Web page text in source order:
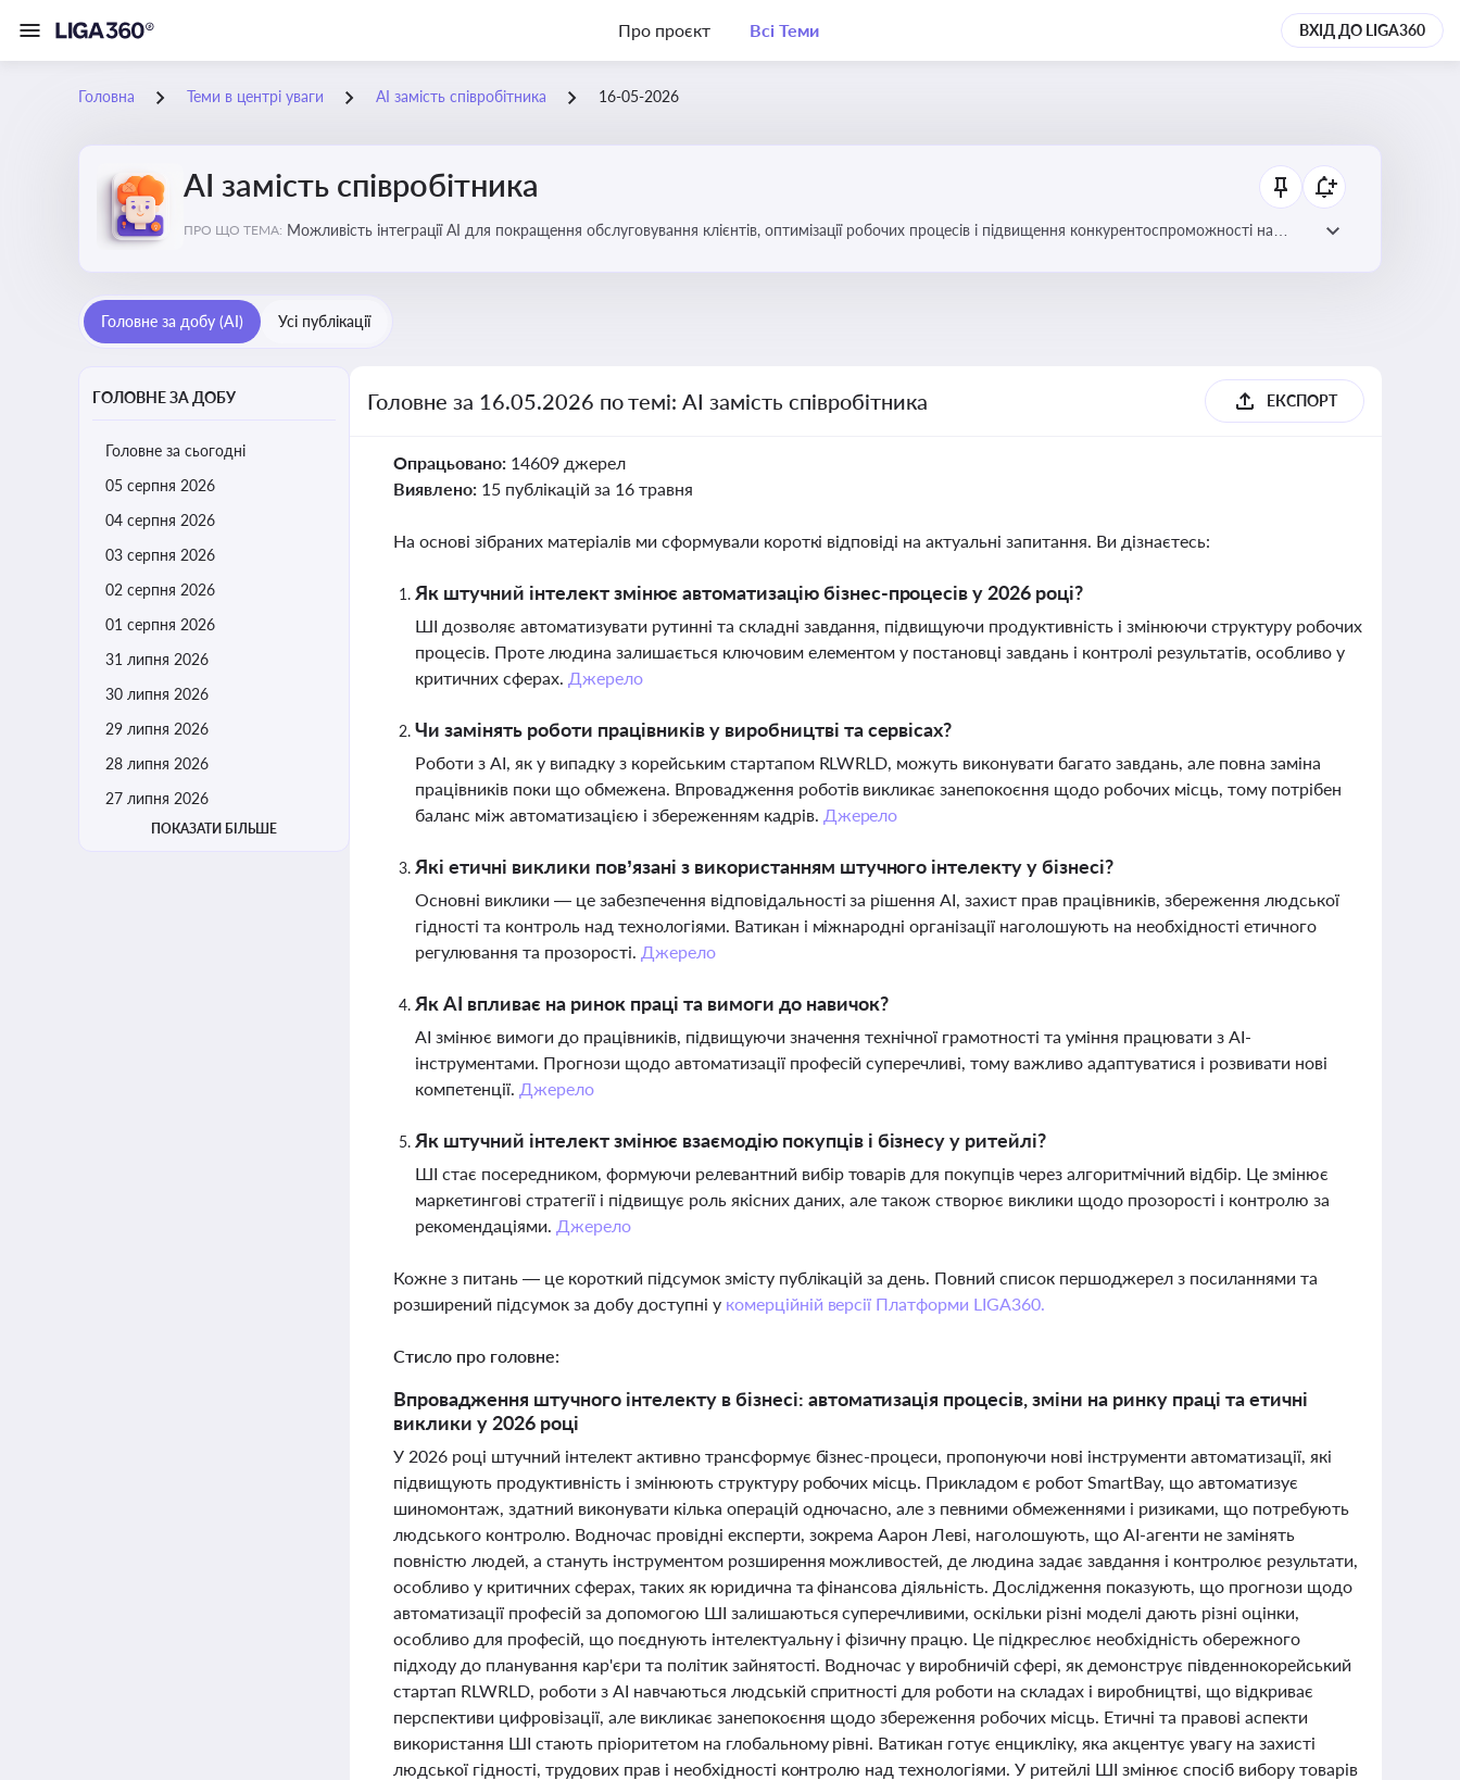
Про проєкт Всі Теми ВХІД ДО LIGA360
Головна Теми в центрі уваги АІ замість співробітника 16-05-2026
АІ замість співробітника
ПРО ЩО ТЕМА: Можливість інтеграції АІ для покращення обслуговування клієнтів, оптимізації робочих процесів і підвищення конкурентоспроможності на
Головне за добу (AI) Усі публікації
ГОЛОВНЕ ЗА ДОБУ
Головне за сьогодні
05 серпня 2026
04 серпня 2026
03 серпня 2026
02 серпня 2026
01 серпня 2026
31 липня 2026
30 липня 2026
29 липня 2026
28 липня 2026
27 липня 2026
ПОКАЗАТИ БІЛЬШЕ
Головне за 16.05.2026 по темі: АІ замість співробітника ЕКСПОРТ
Опрацьовано: 14609 джерел
Виявлено: 15 публікацій за 16 травня
На основі зібраних матеріалів ми сформували короткі відповіді на актуальні запитання. Ви дізнаєтесь:
Як штучний інтелект змінює автоматизацію бізнес-процесів у 2026 році?
ШІ дозволяє автоматизувати рутинні та складні завдання, підвищуючи продуктивність і змінюючи структуру робочих
процесів. Проте людина залишається ключовим елементом у постановці завдань і контролі результатів, особливо у
критичних сферах. Джерело
Чи замінять роботи працівників у виробництві та сервісах?
Роботи з AI, як у випадку з корейським стартапом RLWRLD, можуть виконувати багато завдань, але повна заміна
працівників поки що обмежена. Впровадження роботів викликає занепокоєння щодо робочих місць, тому потрібен
баланс між автоматизацією і збереженням кадрів. Джерело
Які етичні виклики пов’язані з використанням штучного інтелекту у бізнесі?
Основні виклики — це забезпечення відповідальності за рішення AI, захист прав працівників, збереження людської
гідності та контроль над технологіями. Ватикан і міжнародні організації наголошують на необхідності етичного
регулювання та прозорості. Джерело
Як AI впливає на ринок праці та вимоги до навичок?
AI змінює вимоги до працівників, підвищуючи значення технічної грамотності та уміння працювати з AI-
інструментами. Прогнози щодо автоматизації професій суперечливі, тому важливо адаптуватися і розвивати нові
компетенції. Джерело
Як штучний інтелект змінює взаємодію покупців і бізнесу у ритейлі?
ШІ стає посередником, формуючи релевантний вибір товарів для покупців через алгоритмічний відбір. Це змінює
маркетингові стратегії і підвищує роль якісних даних, але також створює виклики щодо прозорості і контролю за
рекомендаціями. Джерело
Кожне з питань — це короткий підсумок змісту публікацій за день. Повний список першоджерел з посиланнями та
розширений підсумок за добу доступні у комерційній версії Платформи LIGA360.
Стисло про головне:
Впровадження штучного інтелекту в бізнесі: автоматизація процесів, зміни на ринку праці та етичні
виклики у 2026 році
У 2026 році штучний інтелект активно трансформує бізнес-процеси, пропонуючи нові інструменти автоматизації, які
підвищують продуктивність і змінюють структуру робочих місць. Прикладом є робот SmartBay, що автоматизує
шиномонтаж, здатний виконувати кілька операцій одночасно, але з певними обмеженнями і ризиками, що потребують
людського контролю. Водночас провідні експерти, зокрема Аарон Леві, наголошують, що AI-агенти не замінять
повністю людей, а стануть інструментом розширення можливостей, де людина задає завдання і контролює результати,
особливо у критичних сферах, таких як юридична та фінансова діяльність. Дослідження показують, що прогнози щодо
автоматизації професій за допомогою ШІ залишаються суперечливими, оскільки різні моделі дають різні оцінки,
особливо для професій, що поєднують інтелектуальну і фізичну працю. Це підкреслює необхідність обережного
підходу до планування кар'єри та політик зайнятості. Водночас у виробничій сфері, як демонструє південнокорейський
стартап RLWRLD, роботи з AI навчаються людській спритності для роботи на складах і виробництві, що відкриває
перспективи цифровізації, але викликає занепокоєння щодо збереження робочих місць. Етичні та правові аспекти
використання ШІ стають пріоритетом на глобальному рівні. Ватикан готує енцикліку, яка акцентує увагу на захисті
людської гідності, трудових прав і необхідності контролю над технологіями. У ритейлі ШІ змінює спосіб вибору товарів